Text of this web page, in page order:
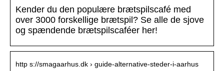
Kender du den populære brætspilscafé med
over 3000 forskellige brætspil? Se alle de sjove
og spændende brætspilscaféer her!
http s://smagaarhus.dk › guide-alternative-steder-i-aarhus